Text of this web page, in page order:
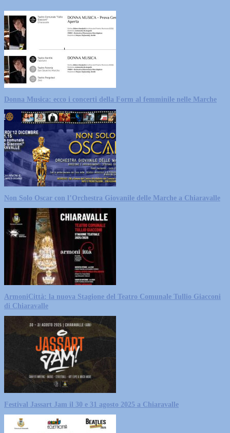
Donna Musica: ecco i concerti della Form al femminile nelle Marche
Non Solo Oscar con l’Orchestra Giovanile delle Marche a Chiaravalle
ArmoniCittà: la nuova Stagione del Teatro Comunale Tullio Giacconi
di Chiaravalle
Festival Jassart Jam il 30 e 31 agosto 2025 a Chiaravalle